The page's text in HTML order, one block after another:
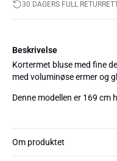
30 DAGERS FULL
Beskrivelse
Kortermet bluse med fine
med voluminøse ermer og
Denne modellen er 169 cm
Om produktet